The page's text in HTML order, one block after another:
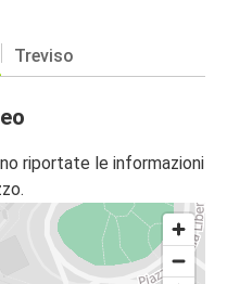
Treviso
riportate le informazioni